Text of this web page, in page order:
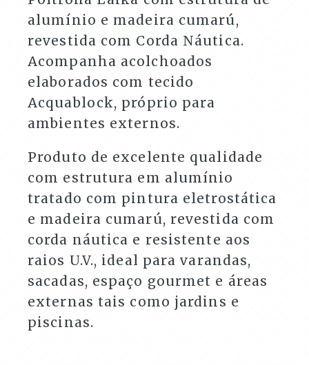
alumínio e madeira cumarú,
revestida com Corda Náutica.
Acompanha acolchoados
elaborados com tecido
Acquablock, próprio para
ambientes externos.
Produto de excelente qualidade
com estrutura em alumínio
tratado com pintura eletrostática
e madeira cumarú, revestida com
corda náutica e resistente aos
raios U.V., ideal para varandas,
sacadas, espaço gourmet e áreas
externas tais como jardins e
piscinas.